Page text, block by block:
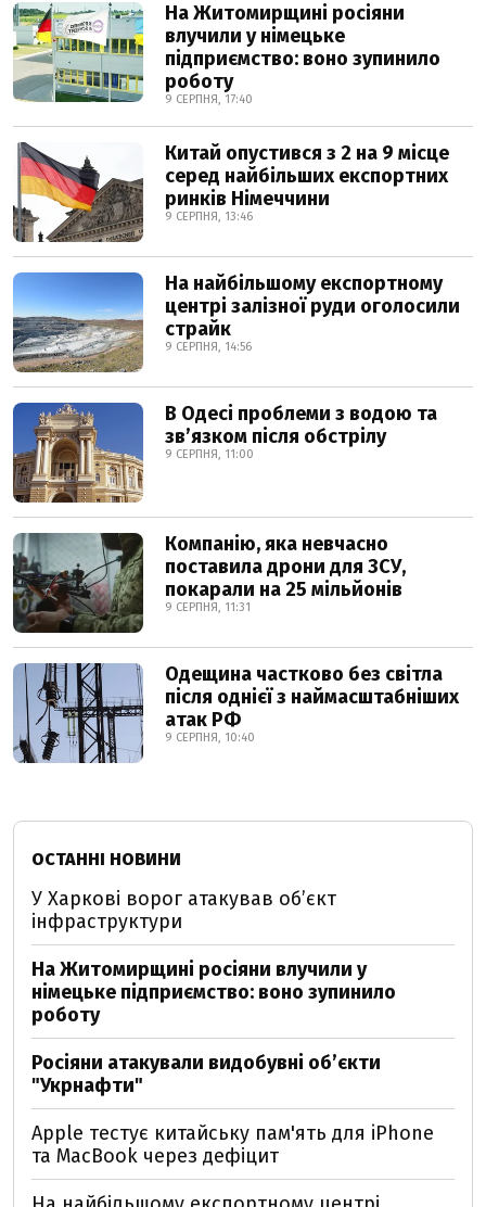
На Житомирщині росіяни
влучили у німецьке
підприємство: воно зупинило
роботу
9 СЕРПНЯ, 17:40
Китай опустився з 2 на 9 місце
серед найбільших експортних
ринків Німеччини
9 СЕРПНЯ, 13:46
На найбільшому експортному
центрі залізної руди оголосили
страйк
9 СЕРПНЯ, 14:56
В Одесі проблеми з водою та
звʼязком після обстрілу
9 СЕРПНЯ, 11:00
Компанію, яка невчасно
поставила дрони для ЗСУ,
покарали на 25 мільйонів
9 СЕРПНЯ, 11:31
Одещина частково без світла
після однієї з наймасштабніших
атак РФ
9 СЕРПНЯ, 10:40
ОСТАННІ НОВИНИ
У Харкові ворог атакував обʼєкт
інфраструктури
На Житомирщині росіяни влучили у
німецьке підприємство: воно зупинило
роботу
Росіяни атакували видобувні обʼєкти
"Укрнафти"
Apple тестує китайську пам'ять для iPhone
та MacBook через дефіцит